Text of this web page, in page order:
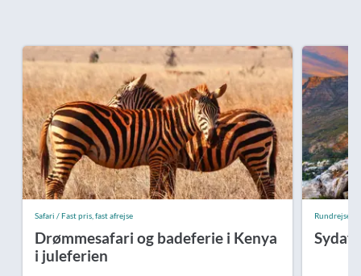
Safari / Fast pris, fast afrejse
Drømmesafari og badeferie i Kenya
i juleferien
Rundrejse /